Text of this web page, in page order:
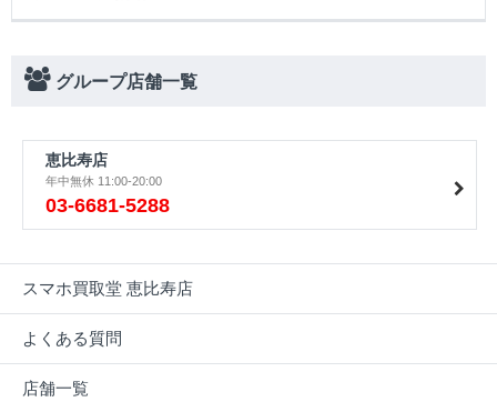
グループ店舗一覧
恵比寿店
年中無休 11:00-20:00
03-6681-5288
スマホ買取堂 恵比寿店
よくある質問
店舗一覧